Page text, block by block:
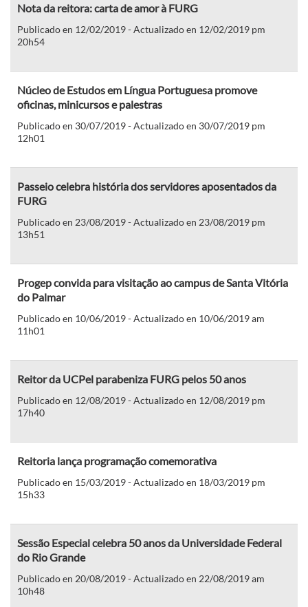
Nota da reitora: carta de amor à FURG
Publicado en 12/02/2019 - Actualizado en 12/02/2019 pm
20h54
Núcleo de Estudos em Língua Portuguesa promove
oficinas, minicursos e palestras
Publicado en 30/07/2019 - Actualizado en 30/07/2019 pm
12h01
Passeio celebra história dos servidores aposentados da
FURG
Publicado en 23/08/2019 - Actualizado en 23/08/2019 pm
13h51
Progep convida para visitação ao campus de Santa Vitória
do Palmar
Publicado en 10/06/2019 - Actualizado en 10/06/2019 am
11h01
Reitor da UCPel parabeniza FURG pelos 50 anos
Publicado en 12/08/2019 - Actualizado en 12/08/2019 pm
17h40
Reitoria lança programação comemorativa
Publicado en 15/03/2019 - Actualizado en 18/03/2019 pm
15h33
Sessão Especial celebra 50 anos da Universidade Federal
do Rio Grande
Publicado en 20/08/2019 - Actualizado en 22/08/2019 am
10h48